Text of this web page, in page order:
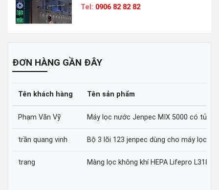
Tel: 0906 82 82 82
ĐƠN HÀNG GẦN ĐÂY
Tên khách hàng Tên sản phẩm
Phạm Văn Vỹ Máy lọc nước Jenpec MIX 5000 có tủ
trần quang vinh Bộ 3 lõi 123 jenpec dùng cho máy lọc
trang Màng lọc không khí HEPA Lifepro L318-